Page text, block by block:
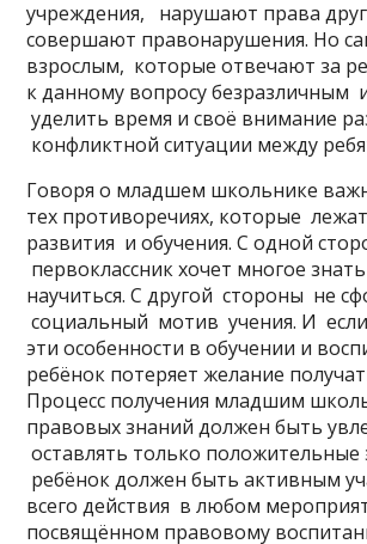
учреждения, нарушают права
совершают правонарушения. Но
взрослым, которые отвечают за
к данному вопросу безразличным
уделить время и своё внимание
конфликтной ситуации между
Говоря о младшем школьнике
тех противоречиях, которые
развития и обучения. С одной
первоклассник хочет многое
научиться. С другой стороны не
социальный мотив учения. И
эти особенности в обучении и
ребёнок потеряет желание
Процесс получения младшим
правовых знаний должен быть
оставлять только
ребёнок должен быть активным
всего действия в любом
посвящённом правовому